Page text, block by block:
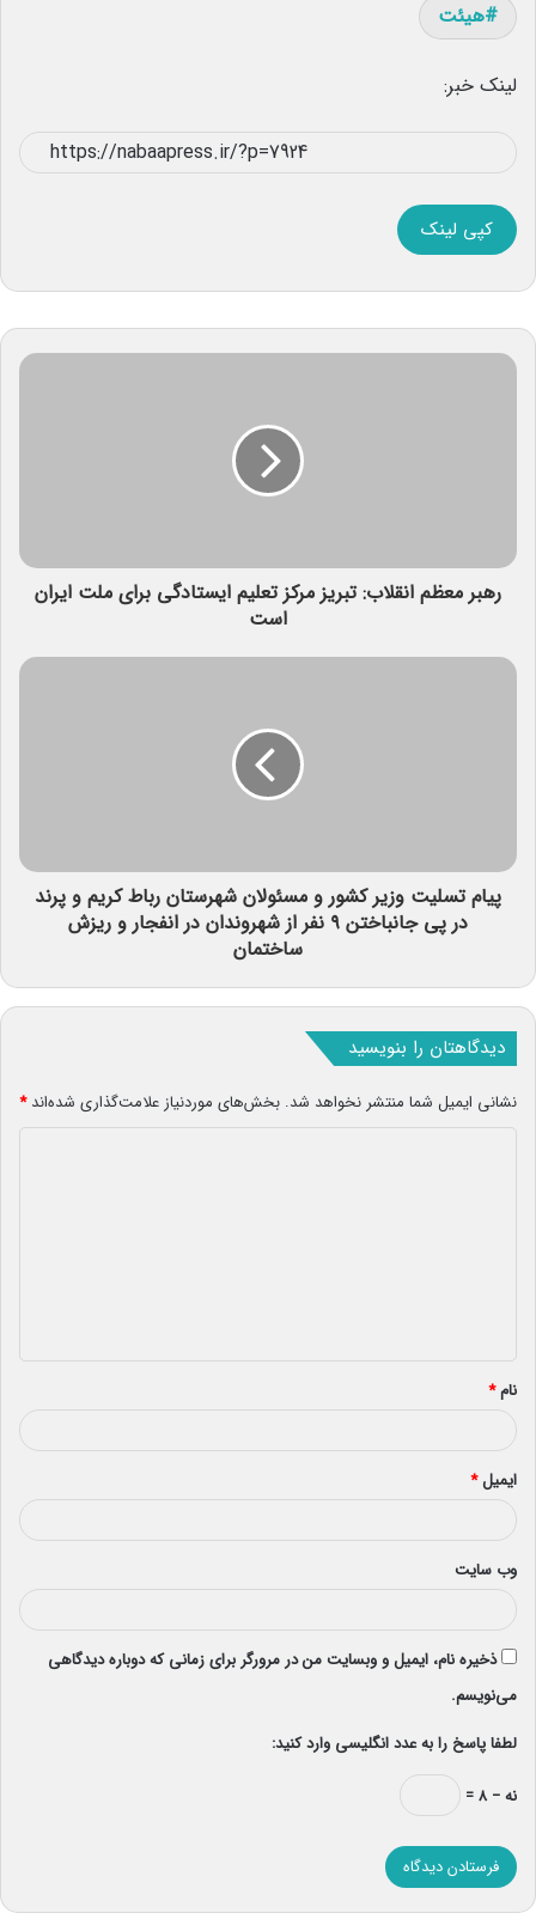
هیئت
لینک خبر:
کپی لینک
رهبر معظم انقلاب: تبریز مرکز تعلیم ایستادگی برای ملت ایران
است
پیام تسلیت وزیر کشور و مسئولان شهرستان رباط کریم و پرند
در پی جانباختن ۹ نفر از شهروندان در انفجار و ریزش
ساختمان
دیدگاهتان را بنویسید
نشانی ایمیل شما منتشر نخواهد شد. بخش‌های موردنیاز علامت‌گذاری شده‌اند*
*
نام*
ایمیل*
وب‌ سایت
ذخیره نام، ایمیل و وبسایت من در مرورگر برای زمانی که دوباره دیدگاهی
می‌نویسم.
لطفا پاسخ را به عدد انگلیسی وارد کنید:
نه − ۸ =